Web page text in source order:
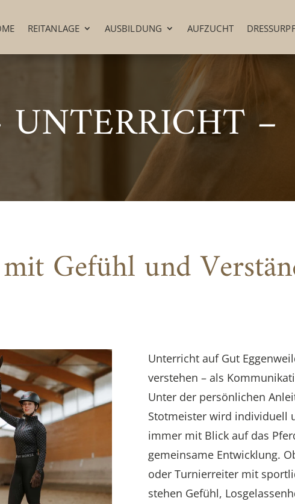
REITANLAGE AUSBILDUNG AUFZUCHT
UNTERRICHT –
Gefühl und
Unterricht auf Gut
verstehen – als
Unter der persönlichen
Stotmeister wird individuell
immer mit Blick auf das
gemeinsame Entwicklung.
oder Turnierreiter mit
stehen Gefühl,